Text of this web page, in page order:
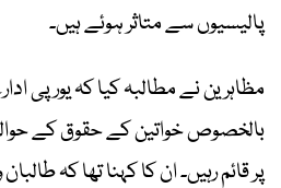
پالیسیوں سے متاثر ہوئے ہیں۔
مظاہرین نے مطالبہ کیا کہ یورپی
بالخصوص خواتین کے حقوق کے
پر قائم رہیں۔ ان کا کہنا تھا کہ